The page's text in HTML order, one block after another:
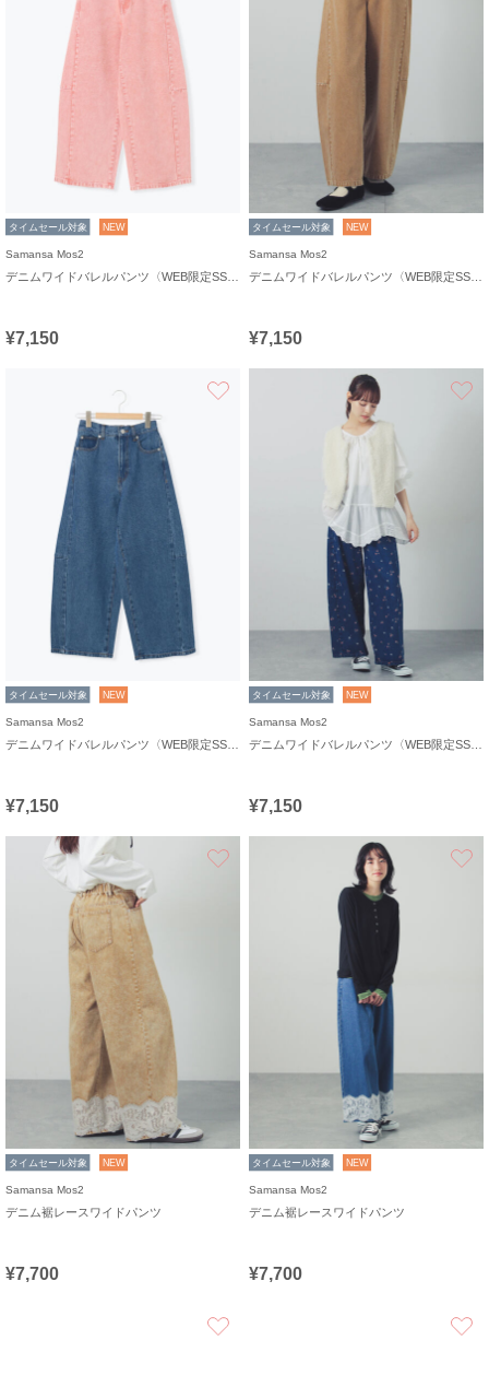
タイムセール対象 NEW
Samansa Mos2
¥7,150
タイムセール対象 NEW
Samansa Mos2
¥7,150
タイムセール対象 NEW
Samansa Mos2
¥7,150
タイムセール対象 NEW
Samansa Mos2
¥7,150
タイムセール対象 NEW
Samansa Mos2
デニム裾レースワイドパンツ
¥7,700
タイムセール対象 NEW
Samansa Mos2
デニム裾レースワイドパンツ
¥7,700